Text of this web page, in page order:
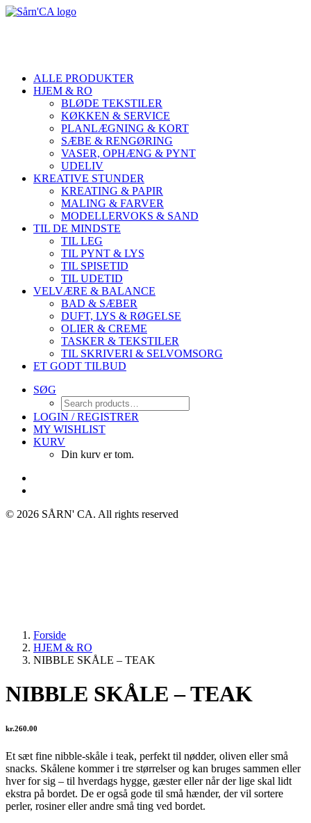
ALLE PRODUKTER
HJEM & RO
BLØDE TEKSTILER
KØKKEN & SERVICE
PLANLÆGNING & KORT
SÆBE & RENGØRING
VASER, OPHÆNG & PYNT
UDELIV
KREATIVE STUNDER
KREATING & PAPIR
MALING & FARVER
MODELLERVOKS & SAND
TIL DE MINDSTE
TIL LEG
TIL PYNT & LYS
TIL SPISETID
TIL UDETID
VELVÆRE & BALANCE
BAD & SÆBER
DUFT, LYS & RØGELSE
OLIER & CREME
TASKER & TEKSTILER
TIL SKRIVERI & SELVOMSORG
ET GODT TILBUD
SØG
LOGIN / REGISTRER
MY WISHLIST
KURV
Din kurv er tom.
© 2026 SÅRN' CA. All rights reserved
Forside
HJEM & RO
NIBBLE SKÅLE – TEAK
NIBBLE SKÅLE – TEAK
kr.260.00
Et sæt fine nibble-skåle i teak, perfekt til nødder, oliven eller små
snacks. Skålene kommer i tre størrelser og kan bruges sammen eller
hver for sig – til hverdags hygge, gæster eller når der lige skal lidt
ekstra på bordet. De er også gode til små hænder, der vil sortere
perler, rosiner eller andre små ting ved bordet.